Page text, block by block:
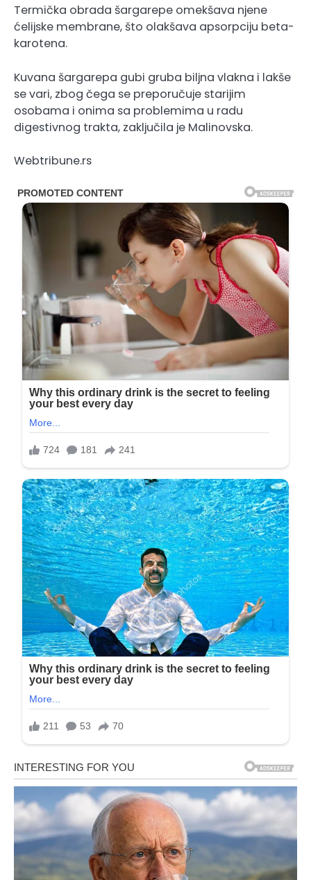
Termička obrada šargarepe omekšava njene
ćelijske membrane, što olakšava apsorpciju beta-
karotena.
Kuvana šargarepa gubi gruba biljna vlakna i lakše
se vari, zbog čega se preporučuje starijim
osobama i onima sa problemima u radu
digestivnog trakta, zaključila je Malinovska.
Webtribune.rs